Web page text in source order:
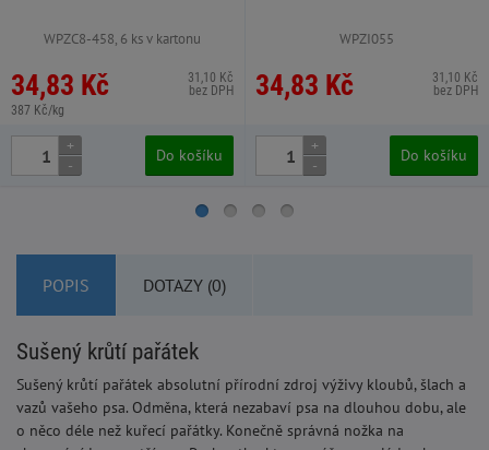
WPZC8-458, 6 ks v kartonu
34,83 Kč
387 Kč/kg
31,10 Kč
bez DPH
+
-
Do košíku
WPZI055
34,83 Kč
31,10 Kč
bez DPH
+
-
Do košíku
POPIS DOTAZY (0)
Sušený krůtí pařátek
Sušený krůtí pařátek absolutní přírodní zdroj výživy kloubů, šlach a
vazů vašeho psa. Odměna, která nezabaví psa na dlouhou dobu, ale
o něco déle než kuřecí pařátky. Konečně správná nožka na